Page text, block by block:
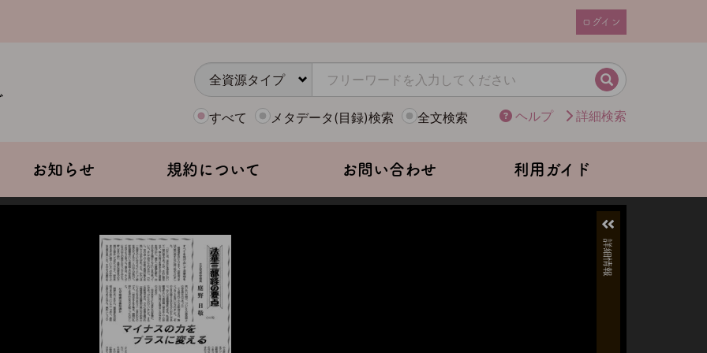
ユ
ー
ー
ア
ウ
ト
ログイン
検索
すべて メタデータ(目録)検索 全文検索 ヘルプ 詳細検索
お知らせ 規約について お問い合わせ 利用ガイド